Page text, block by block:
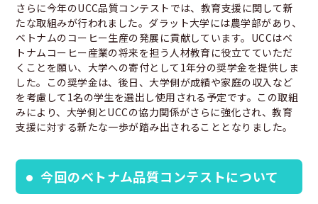
さらに今年のUCC品質コンテストでは、教育支援に関して新
たな取組みが行われました。ダラット大学には農学部があり、
ベトナムのコーヒー生産の発展に貢献しています。UCCはベ
トナムコーヒー産業の将来を担う人材教育に役立てていただ
くことを願い、大学への寄付として1年分の奨学金を提供しま
した。この奨学金は、後日、大学側が成績や家庭の収入など
を考慮して1名の学生を選出し使用される予定です。この取組
みにより、大学側とUCCの協力関係がさらに強化され、教育
支援に対する新たな一歩が踏み出されることとなりました。
今回のベトナム品質コンテストについて